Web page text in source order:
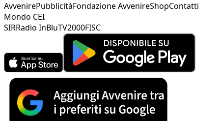
AvvenirePubblicitàFondazione AvvenireShopContatti
Mondo CEI
SIRRadio InBluTV2000FISC